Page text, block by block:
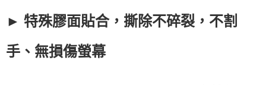
► 特殊膠面貼合，撕除不碎裂，不割
手、無損傷螢幕